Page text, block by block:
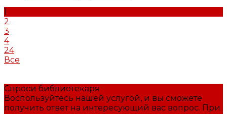
1
2
3
4
24
Все
Спроси библиотекаря
Воспользуйтесь нашей услугой, и вы сможете
получить ответ на интересующий вас вопрос. При